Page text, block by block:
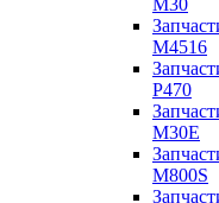
M30
M4516
P470
M30E
M800S